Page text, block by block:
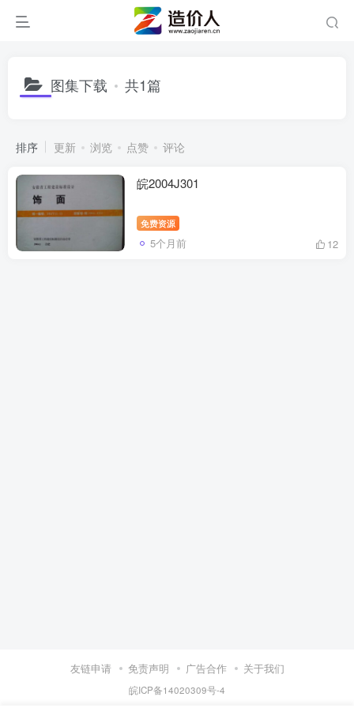
图集下载 共1篇
排序 更新 浏览 点赞 评论
皖2004J301
免费资源
5个月前 12
友链申请 免责声明 广告合作 关于我们
皖ICP备14020309号-4